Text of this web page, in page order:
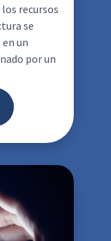
recursos
se
un
por un